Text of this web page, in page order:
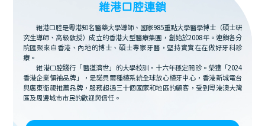
維港口腔連鎖
維港口腔是粵港知名醫藥大學導師、國家985重點大學醫學博士（碩士研
究生導師、高級教授）成立的香港大型醫療集團，創始於2008年。連鎖各分
院匯聚來自香港、內地的博士、碩士專家牙醫，堅持實實在在做好牙科診
療。
維港口腔踐行「醫道濟世」的大學校訓，十六年穩定開診。榮獲「2024
香港企業領袖品牌」，是諾貝爾種植系統全球放心植牙中心，香港新城電台
與廣東衛視推薦品牌，服務超過三十個國家和地區的顧客，受到粵港澳大灣
區及周邊城市市民的歡迎與信任。